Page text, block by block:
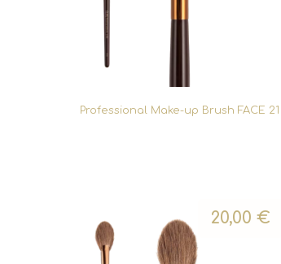
Professional Make-up Brush FACE 21
20,00€